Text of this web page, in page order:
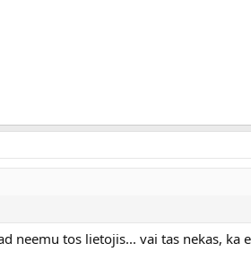
neemu tos lietojis... vai tas nekas, ka